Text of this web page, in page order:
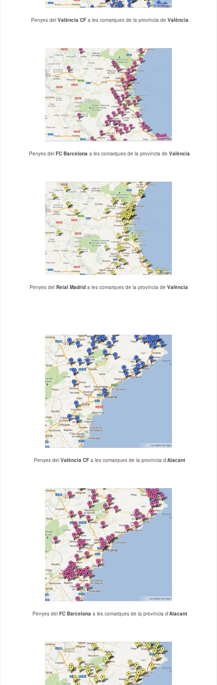
Penyes del València CFa les comarques de la província de València
Penyes del FC Barcelona a les comarques de la província de València
Penyes del Reial Madrida les comarques de la província de València
Penyes del València CF a les comarques de la província d'Alacant
Penyes del FC Barcelona a les comarques de la província d'Alacant